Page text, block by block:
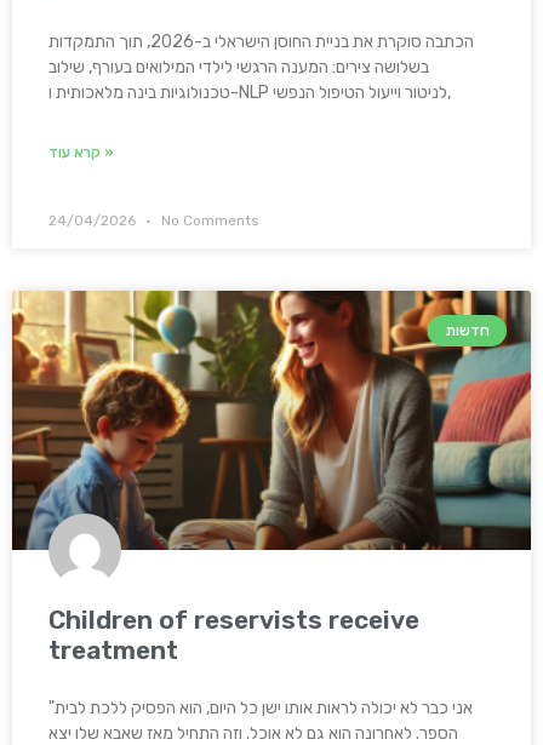
הכתבה סוקרת את בניית החוסן הישראלי ב-2026, תוך התמקדות
בשלושה צירים: המענה הרגשי לילדי המילואים בעורף, שילוב
טכנולוגיות בינה מלאכותית ו-NLP לניטור וייעול הטיפול הנפשי,
קרא עוד »
24/04/2026 No Comments
חדשות
Children of reservists receive
treatment
"אני כבר לא יכולה לראות אותו ישן כל היום, הוא הפסיק ללכת לבית
הספר. לאחרונה הוא גם לא אוכל. וזה התחיל מאז שאבא שלו יצא